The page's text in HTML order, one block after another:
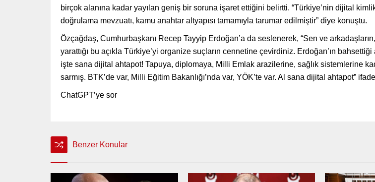
birçok alanına kadar yayılan geniş bir soruna işaret ettiğini belirtti. “Türkiye’nin dijital
doğrulama mevzuatı, kamu anahtar altyapısı tamamıyla tarumar edilmiştir” diye konuştu.
Özçağdaş, Cumhurbaşkanı Recep Tayyip Erdoğan’a da seslenerek, “Sen ve
yarattığı bu açıkla Türkiye’yi organize suçların cennetine çevirdiniz. Erdoğan’ın bahsettiği
işte sana dijital ahtapot! Tapuya, diplomaya, Milli Emlak arazilerine, sağlık sistemlerine
sarmış. BTK’de var, Milli Eğitim Bakanlığı’nda var, YÖK’te var. Al sana dijital ahtapot”
ChatGPT’ye sor
Benzer Konular